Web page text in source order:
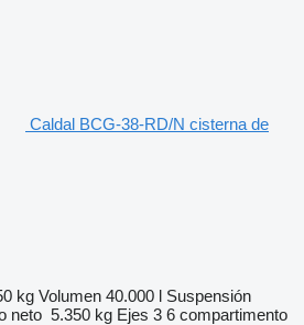
Caldal BCG-38-RD/N cisterna de
kg Volumen 40.000 l Suspensión
neto 5.350 kg Ejes 3 6 compartimento